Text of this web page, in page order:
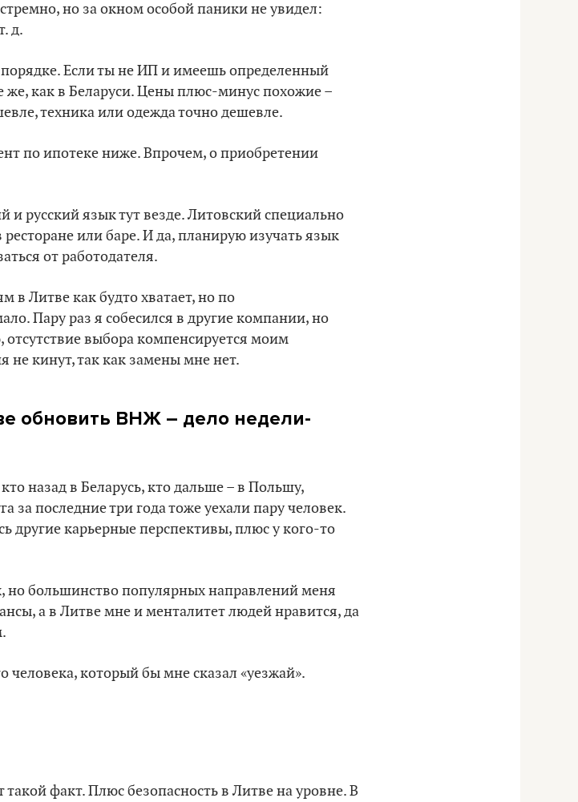
но за окном особой паники не увидел:
д.
Если ты не ИП и имеешь определенный
же, как в Беларуси. Цены плюс-минус похожие –
техника или одежда точно дешевле.
по ипотеке ниже. Впрочем, о приобретении
русский язык тут везде. Литовский специально
или баре. И да, планирую изучать язык
от работодателя.
Литве как будто хватает, но по
Пару раз я собесился в другие компании, но
выбора компенсируется моим
кинут, так как замены мне нет.
обновить ВНЖ – дело недели-
назад в Беларусь, кто дальше – в Польшу,
последние три года тоже уехали пару человек.
другие карьерные перспективы, плюс у кого-то
но большинство популярных направлений меня
а в Литве мне и менталитет людей нравится, да
человека, который бы мне сказал «уезжай».
факт. Плюс безопасность в Литве на уровне. В